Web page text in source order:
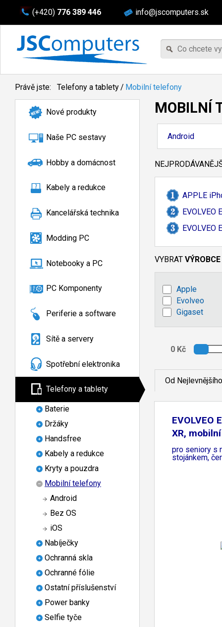
(+420) 776 389 446 info@jscomputers.sk
Právě jste: Telefony a tablety/ Mobilní telefony
Nové produkty
Naše PC sestavy
Hobby a domácnost
Kabely a redukce
Kancelářská technika
Modding PC
Notebooky a PC
PC Komponenty
Periferie a software
Sítě a servery
Spotřební elektronika
Telefony a tablety
Baterie
Držáky
Handsfree
Kabely a redukce
Kryty a pouzdra
Mobilní telefony
Android
Bez OS
iOS
Nabíječky
Ochranná skla
Ochranné fólie
Ostatní příslušenství
Power banky
Selfie tyče
MOBILNÍ
Android
APPLE
EVOLVEO
EVOLVEO
VYBRAT VÝROBCE
Apple
Evolveo
Gigaset
Od Nejlevnějšího
EVOLVEO
XR,
pro seniory s
stojánkem,